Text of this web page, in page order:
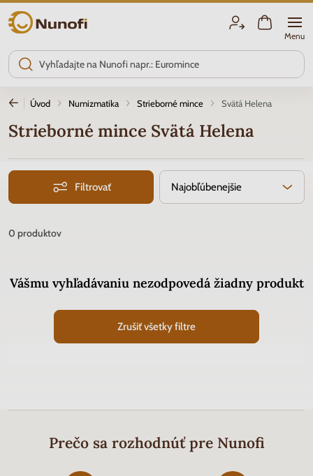
Nunofi.sk
Menu
Úvod Numizmatika Strieborné mince Svätá Helena
Strieborné mince Svätá Helena
Filtrovať Najobľúbenejšie
0 produktov
Vášmu vyhľadávaniu nezodpovedá žiadny produkt
Zrušiť všetky filtre
Prečo sa rozhodnúť pre Nunofi